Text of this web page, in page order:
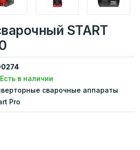
START
Есть в наличии
сварочные аппараты
Pro